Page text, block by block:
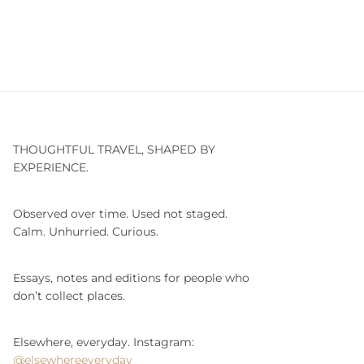
THOUGHTFUL TRAVEL, SHAPED BY
EXPERIENCE.
Observed over time. Used not staged.
Calm. Unhurried. Curious.
Essays, notes and editions for people who
don’t collect places.
Elsewhere, everyday. Instagram:
@elsewhereeveryday